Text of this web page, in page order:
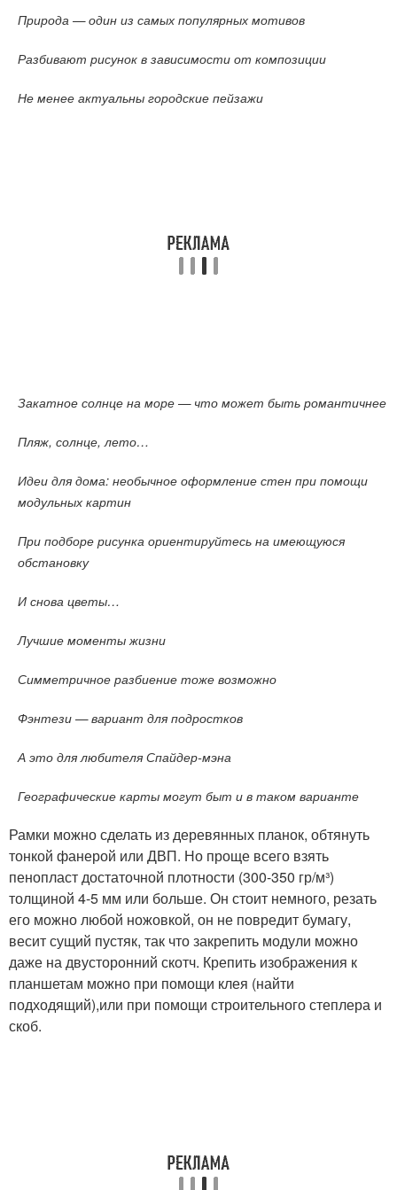
Природа — один из самых популярных мотивов
Разбивают рисунок в зависимости от композиции
Не менее актуальны городские пейзажи
Закатное солнце на море — что может быть романтичнее
Пляж, солнце, лето…
Идеи для дома: необычное оформление стен при помощи
модульных картин
При подборе рисунка ориентируйтесь на имеющуюся
обстановку
И снова цветы…
Лучшие моменты жизни
Симметричное разбиение тоже возможно
Фэнтези — вариант для подростков
А это для любителя Спайдер-мэна
Географические карты могут быт и в таком варианте
Рамки можно сделать из деревянных планок, обтянуть
тонкой фанерой или ДВП. Но проще всего взять
пенопласт достаточной плотности (300-350 гр/м³)
толщиной 4-5 мм или больше. Он стоит немного, резать
его можно любой ножовкой, он не повредит бумагу,
весит сущий пустяк, так что закрепить модули можно
даже на двусторонний скотч. Крепить изображения к
планшетам можно при помощи клея (найти
подходящий),или при помощи строительного степлера и
скоб.